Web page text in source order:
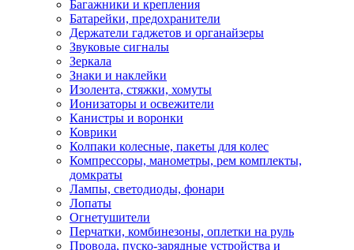
Багажники и крепления
Батарейки, предохранители
Держатели гаджетов и органайзеры
Звуковые сигналы
Зеркала
Знаки и наклейки
Изолента, стяжки, хомуты
Ионизаторы и освежители
Канистры и воронки
Коврики
Колпаки колесные, пакеты для колес
Компрессоры, манометры, рем комплекты,
домкраты
Лампы, светодиоды, фонари
Лопаты
Огнетушители
Перчатки, комбинезоны, оплетки на руль
Провода, пуско-зарядные устройства и